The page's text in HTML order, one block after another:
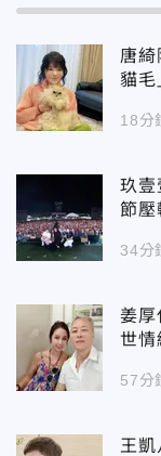
唐綺
貓毛
18分
玖壹
節壓
34分
姜厚
世情
57分
王凱